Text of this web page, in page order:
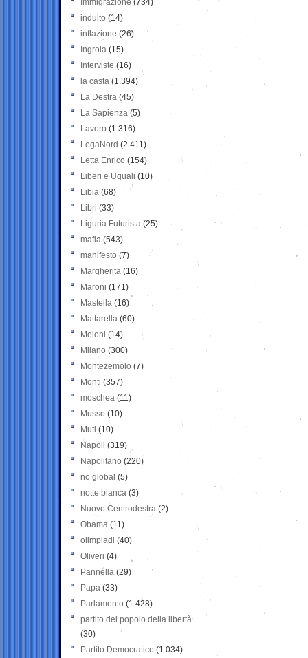
Immigrazione (734)
indulto (14)
inflazione (26)
Ingroia (15)
Interviste (16)
la casta (1.394)
La Destra (45)
La Sapienza (5)
Lavoro (1.316)
LegaNord (2.411)
Letta Enrico (154)
Liberi e Uguali (10)
Libia (68)
Libri (33)
Liguria Futurista (25)
mafia (543)
manifesto (7)
Margherita (16)
Maroni (171)
Mastella (16)
Mattarella (60)
Meloni (14)
Milano (300)
Montezemolo (7)
Monti (357)
moschea (11)
Musso (10)
Muti (10)
Napoli (319)
Napolitano (220)
no global (5)
notte bianca (3)
Nuovo Centrodestra (2)
Obama (11)
olimpiadi (40)
Oliveri (4)
Pannella (29)
Papa (33)
Parlamento (1.428)
partito del popolo della libertà
(30)
Partito Democratico (1.034)